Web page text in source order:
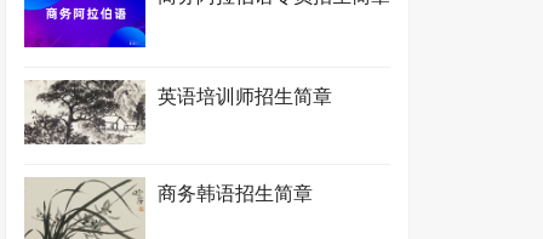
英语培训师招生简章
商务韩语招生简章